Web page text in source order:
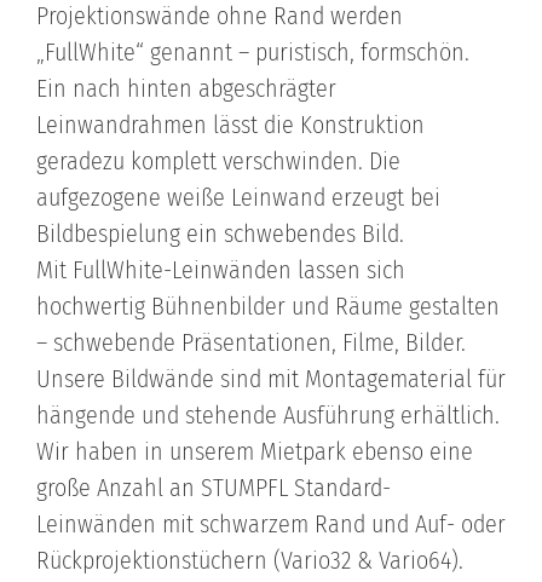
Projektionswände ohne Rand werden
„FullWhite“ genannt – puristisch, formschön.
Ein nach hinten abgeschrägter
Leinwandrahmen lässt die Konstruktion
geradezu komplett verschwinden. Die
aufgezogene weiße Leinwand erzeugt bei
Bildbespielung ein schwebendes Bild.
Mit FullWhite-Leinwänden lassen sich
hochwertig Bühnenbilder und Räume gestalten
– schwebende Präsentationen, Filme, Bilder.
Unsere Bildwände sind mit Montagematerial für
hängende und stehende Ausführung erhältlich.
Wir haben in unserem Mietpark ebenso eine
große Anzahl an STUMPFL Standard-
Leinwänden mit schwarzem Rand und Auf- oder
Rückprojektionstüchern (Vario32 & Vario64).